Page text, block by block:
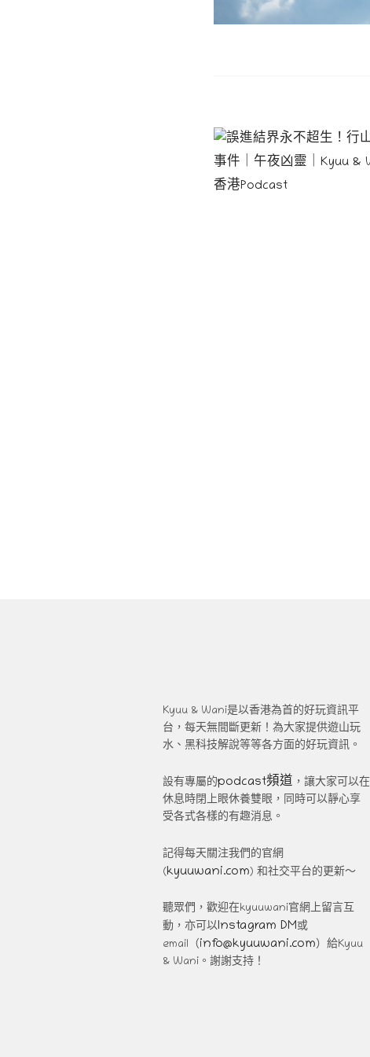
Kyuu & Wani是以香港為首的好玩資訊平
台，每天無間斷更新！為大家提供遊山玩
水、黑科技解說等等各方面的好玩資訊。
設有專屬的podcast頻道 ，讓大家可以在
休息時閉上眼休養雙眼，同時可以靜心享
受各式各樣的有趣消息。
記得每天關注我們的官網
(kyuuwani.com) 和社交平台的更新～
聽眾們，歡迎在kyuuwani官網上留言互
動，亦可以Instagram DM或
email（info@kyuuwani.com）給Kyuu
& Wani。謝謝支持！